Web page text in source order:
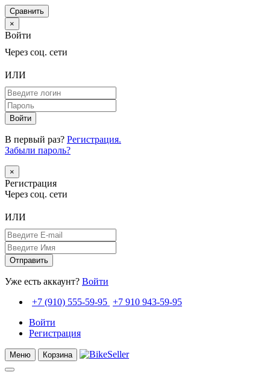
Сравнить
×
Войти
Через соц. сети
ИЛИ
В первый раз? Регистрация.
Забыли пароль?
×
Регистрация
Через соц. сети
ИЛИ
Уже есть аккаунт? Войти
+7 (910) 555-59-95 +7 910 943-59-95
Войти
Регистрация
Меню Корзина